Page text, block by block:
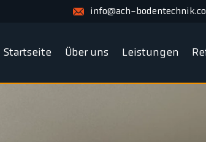
info@ach-
Startseite Über uns Leistungen